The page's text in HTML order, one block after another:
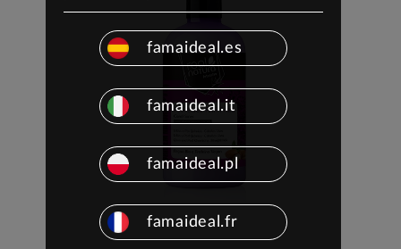
famaideal.es
famaideal.it
famaideal.pl
famaideal.fr